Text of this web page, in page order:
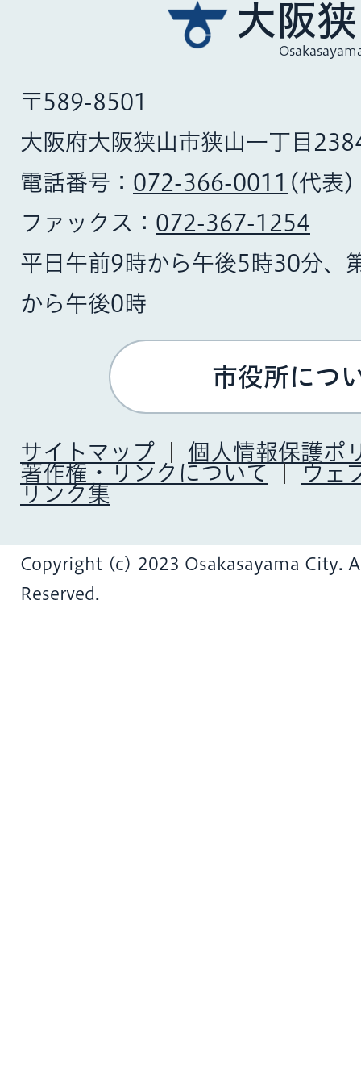
大阪
〒589-8501
大阪府大阪狭山市狭山一丁目
電話番号： 072-366-0011 (代表)
ファックス： 072-367-1254
平日午前9時から午後5時30分、
から午後0時
市役所につ
サイトマップ
個人情報保護ポ
著作権・リンクについて
ウェ
リンク集
Copyright (c) 2023 Osakasayama City.
Reserved.